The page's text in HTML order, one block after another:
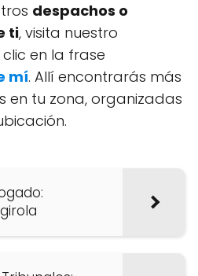
despachos o
ti, visita nuestro
en la frase
mí. Allí encontrarás más
en tu zona, organizadas